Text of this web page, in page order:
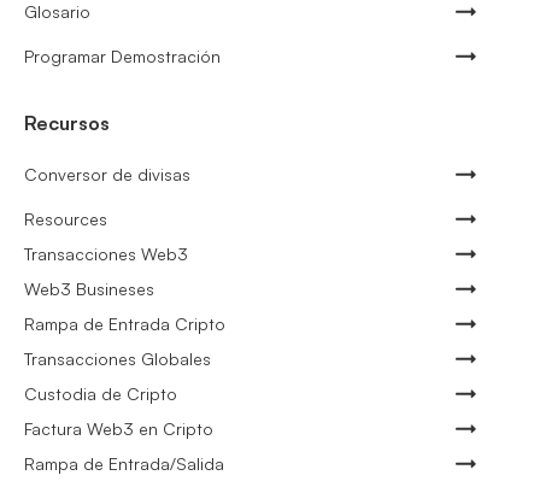
Glosario
Programar Demostración
Recursos
Conversor de divisas
Resources
Transacciones Web3
Web3 Busineses
Rampa de Entrada Cripto
Transacciones Globales
Custodia de Cripto
Factura Web3 en Cripto
Rampa de Entrada/Salida